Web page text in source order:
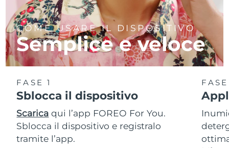
COME USARE IL DISPOSITIVO
Semplice e veloce
FASE 1
Sblocca il dispositivo
Scarica qui l’app FOREO For You.
Sblocca il dispositivo e registralo
tramite l’app.